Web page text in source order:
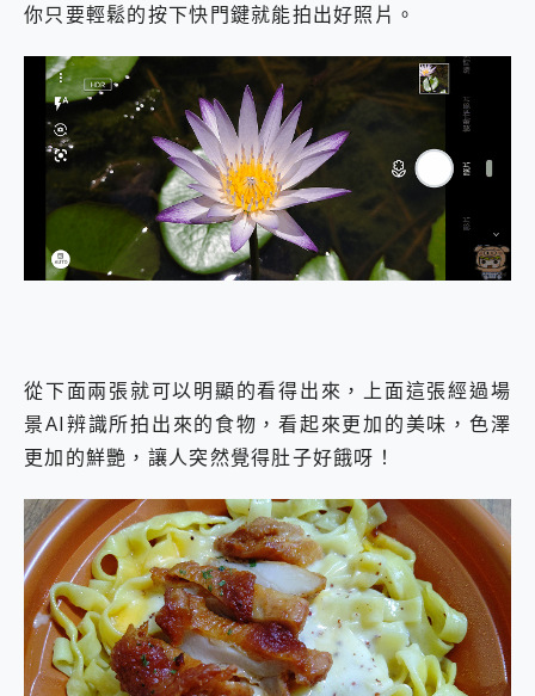
你只要輕鬆的按下快門鍵就能拍出好照片。
從下面兩張就可以明顯的看得出來，上面這張經過場
景AI辨識所拍出來的食物，看起來更加的美味，色澤
更加的鮮艷，讓人突然覺得肚子好餓呀！